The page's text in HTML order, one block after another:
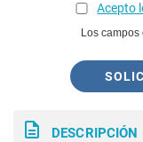
Acepto
Los
DESCRIPCIÓN